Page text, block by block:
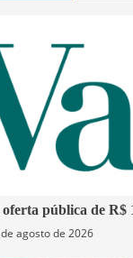
pública de R$
agosto de 2026